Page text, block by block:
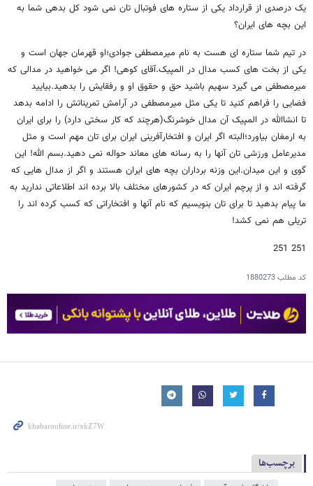
یک درصدی از قرارداد یکی از ستاره های فوتبال تان نمی شود کل بدهی شما به
این بچه های ایران؟
در تیم شما ستاره ای هست به نام میرمصطفی جوادی؛او قهرمان جهان است و
یکی از بخت های کسب مدال در المپیک.آقای کوهی! اگر می خواهید در مدالی که
میرمصطفی می گیرد سهیم باشید حق و حقوق او و رفقایش را بدهید.بیایید
فضایی را فراهم کنید تا یکی مثل میرمصطفی در آرامش تمریناتش را ادامه بدهد
تا انشاالله در المپیک آن مدال خوشرنگ(هرچند که کار سختی دارد) را برای ایران
به ارمغان بیاورد؛البته اگر ایران و افتخارآفرینی ایران برای تان مهم است و مثل
مدیرعامل ورزشی تان آنها را به رسانه های معاند حواله نمی دهید.بسم الله! این
گوی و این میدان.این وزنه برداران بچه های ایران هستند و اگر از مدال هایی که
گرفته اند و از پرچم ایران که در کشورهای مختلف بالا برده اند اطلاعاتی ندارید به
ما پیام بدهید تا برای تان بنویسیم که نام آنها و افتخاراتی که کسب کرده اند را
تریلی هم نمی کشد!
251 251
کد مطلب1880273
برچسب‌ها